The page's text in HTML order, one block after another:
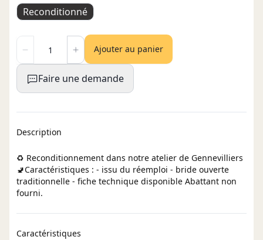
Reconditionné
Ajouter au panier
Faire une demande
Description
♻️ Reconditionnement dans notre atelier de Gennevilliers
🚽Caractéristiques : - issu du réemploi - bride ouverte
traditionnelle - fiche technique disponible Abattant non
fourni.
Caractéristiques